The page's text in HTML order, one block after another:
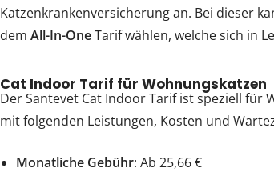
Katzenkrankenversicherung an. Bei dieser
dem All-In-OneTarif wählen, welche sich in
Cat Indoor Tarif für Wohnungskatzen
Der Santevet Cat Indoor Tarif ist speziell
mit folgenden Leistungen, Kosten und
Monatliche Gebühr: Ab 25,66 €